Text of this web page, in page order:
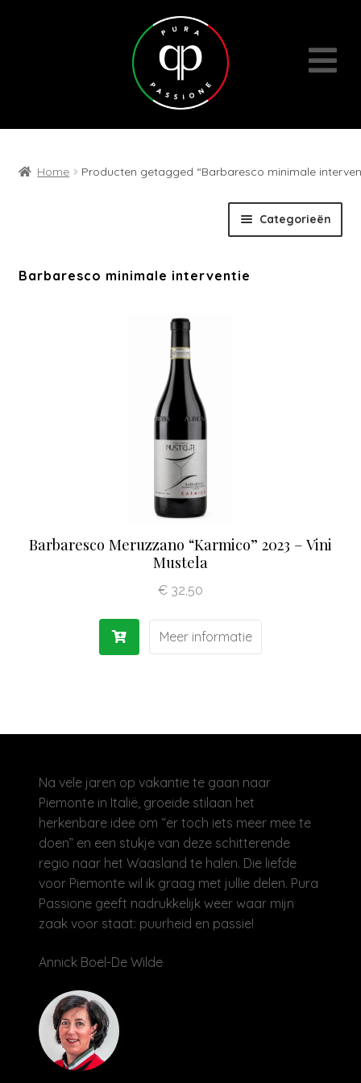
Home Producten getagged “Barbaresco minimale
Categorieën
Wijnen
Wijn- en geschenkpakketten
Barbaresco minimale interventie
Barbaresco Meruzzano “Karmico” 2023 – Vini
Mustela
€ 32,50
Meer informatie
Na vele jaren op vakantie te gaan naar
Piemonte in Italië, groeide stilaan het
herkenbare idee om “er toch iets meer mee te
doen” en een stukje van deze schitterende
regio naar het Waasland te halen. Die liefde
voor Piemonte wil ik graag met jullie delen. Pura
Passione geeft nadrukkelijk weer waar mijn
zaak voor staat: puurheid en passie!
Annick Boel-De Wilde